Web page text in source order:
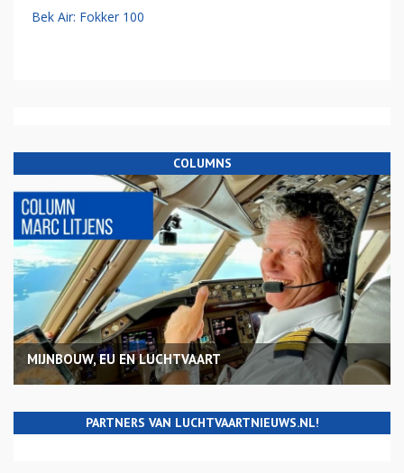
Bek Air: Fokker 100
COLUMNS
MIJNBOUW, EU EN LUCHTVAART
PARTNERS VAN LUCHTVAARTNIEUWS.NL!